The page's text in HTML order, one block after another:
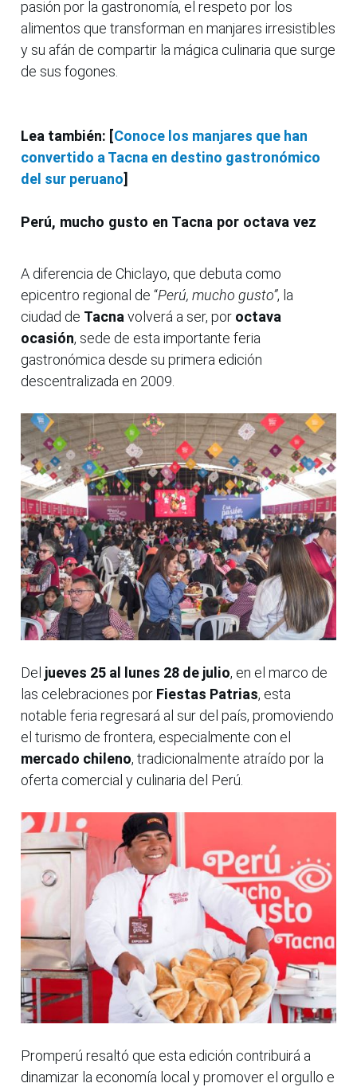
pasión por la gastronomía, el respeto por los
alimentos que transforman en manjares irresistibles
y su afán de compartir la mágica culinaria que surge
de sus fogones.
Lea también: [Conoce los manjares que han
convertido a Tacna en destino gastronómico
del sur peruano]
Perú, mucho gusto en Tacna por octava vez
A diferencia de Chiclayo, que debuta como
epicentro regional de “Perú, mucho gusto”, la
ciudad de Tacna volverá a ser, por octava
ocasión, sede de esta importante feria
gastronómica desde su primera edición
descentralizada en 2009.
Del jueves 25 al lunes 28 de julio, en el marco de
las celebraciones por Fiestas Patrias, esta
notable feria regresará al sur del país, promoviendo
el turismo de frontera, especialmente con el
mercado chileno, tradicionalmente atraído por la
oferta comercial y culinaria del Perú.
Promperú resaltó que esta edición contribuirá a
dinamizar la economía local y promover el orgullo e